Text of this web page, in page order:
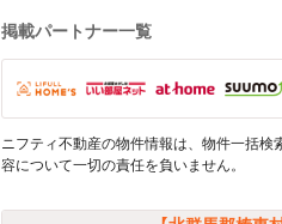
掲載パートナー一覧
ニフティ不動産の物件情報は、物件一括
容について一切の責任を負いません。